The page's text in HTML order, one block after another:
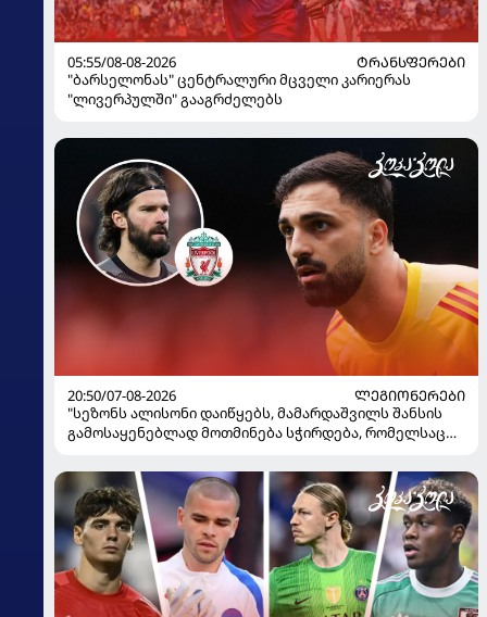
05:55/08-08-2026
ᲢᲠᲐᲜᲡᲤᲔᲠᲔᲑᲘ
"ბარსელონას" ცენტრალური მცველი კარიერას
"ლივერპულში" გააგრძელებს
20:50/07-08-2026
ᲚᲔᲒᲘᲝᲜᲔᲠᲔᲑᲘ
"სეზონს ალისონი დაიწყებს, მამარდაშვილს შანსის
გამოსაყენებლად მოთმინება სჭირდება, რომელსაც
ყოფილმა მეკარემ